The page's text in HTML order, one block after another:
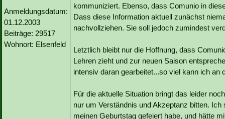
Anmeldungsdatum:
01.12.2003
Beiträge: 29517
Wohnort: Elsenfeld
kommuniziert. Ebenso, dass Comunio in
Dass diese Information aktuell zunächst
nachvollziehen. Sie soll jedoch zumindest
Letztlich bleibt nur die Hoffnung, dass
Lehren zieht und zur neuen Saison
intensiv daran gearbeitet...so viel kann ich an
Für die aktuelle Situation bringt das leider
nur um Verständnis und Akzeptanz bitten.
meinen Geburtstag gefeiert habe, und hätte